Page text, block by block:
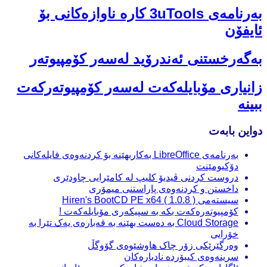
بەرنامەی 3uTools کارە ناوازەکانی بۆ
ئایفۆن
بەگەرخستنی ئەندرۆید لەسەر کۆمپیوتەر
زانیاری مۆبایلەکەت لەسەر کۆمپیوتەرکەت
ببینە
دواین بابەت
بەرنامەی LibreOffice بەکاربهێنە بۆ کردنەوەی فایلەکانی
دۆکیومێنت
دروست کردنی ڤیدیۆ کلیپ لە کامێرایی چاودێری
داخستن و کردنەوەی پاراستنی میمۆری
سیستەمی Hiren's BootCD PE x64 ( 1.0.8 )
کۆمپیوتەرەکەت بکە بە سپیکەری مۆبایلەکەت !
Cloud Storage بە دەست بهێنە بە قەبارەی یەک تێرا بە
خۆرایی
وەرگێرێکی زۆر چاک هاوشێوەی گۆوگڵ
سرینەوەی کیبۆردە نادیارەکان